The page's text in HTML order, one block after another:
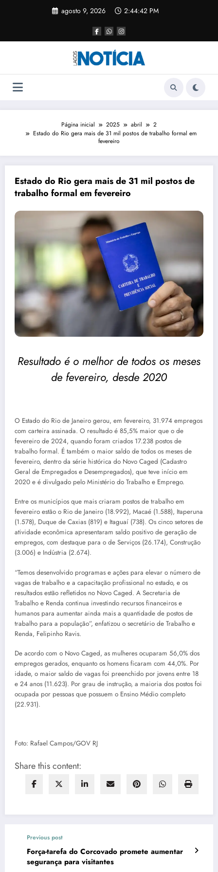
agosto 9, 2026 2:44:42 PM
Página inicial 2025 abril
2
Estado do Rio gera mais de 31 mil postos de trabalho formal em
fevereiro
Estado do Rio gera mais de 31 mil postos de
trabalho formal em fevereiro
Resultado é o melhor de todos os meses
de fevereiro, desde 2020
O Estado do Rio de Janeiro gerou, em fevereiro, 31.974 empregos
com carteira assinada. O resultado é 85,5% maior que o de
fevereiro de 2024, quando foram criados 17.238 postos de
trabalho formal. É também o maior saldo de todos os meses de
fevereiro, dentro da série histórica do Novo Caged (Cadastro
Geral de Empregados e Desempregados), que teve início em
2020 e é divulgado pelo Ministério do Trabalho e Emprego.
Entre os municípios que mais criaram postos de trabalho em
fevereiro estão o Rio de Janeiro (18.992), Macaé (1.588), Itaperuna
(1.578), Duque de Caxias (819) e Itaguaí (738). Os cinco setores de
atividade econômica apresentaram saldo positivo de geração de
empregos, com destaque para o de Serviços (26.174), Construção
(3.006) e Indústria (2.674).
“Temos desenvolvido programas e ações para elevar o número de
vagas de trabalho e a capacitação profissional no estado, e os
resultados estão refletidos no Novo Caged. A Secretaria de
Trabalho e Renda continua investindo recursos financeiros e
humanos para aumentar ainda mais a quantidade de postos de
trabalho para a população”, enfatizou o secretário de Trabalho e
Renda, Felipinho Ravis.
De acordo com o Novo Caged, as mulheres ocuparam 56,0% dos
empregos gerados, enquanto os homens ficaram com 44,0%. Por
idade, o maior saldo de vagas foi preenchido por jovens entre 18
e 24 anos (11.623). Por grau de instrução, a maioria dos postos foi
ocupada por pessoas que possuem o Ensino Médio completo
(22.931).
Foto: Rafael Campos/GOV RJ
Share this content:
Previous post
Força-tarefa do Corcovado promete aumentar
segurança para visitantes